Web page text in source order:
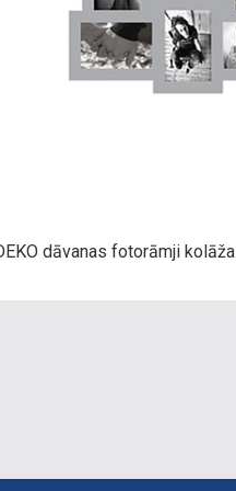
dāvanas fotorāmji kolāža